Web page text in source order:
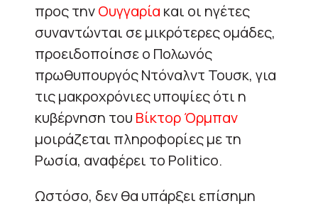
προς τηνΟυγγαρία και οι ηγέτες
συναντώνται σε μικρότερες ομάδες,
προειδοποίησε ο Πολωνός
πρωθυπουργός Ντόναλντ Τουσκ, για
τις μακροχρόνιες υποψίες ότι η
κυβέρνηση του Βίκτορ Όρμπαν
μοιράζεται πληροφορίες με τη
Ρωσία, αναφέρει το Politico.
Ωστόσο, δεν θα υπάρξει επίσημη